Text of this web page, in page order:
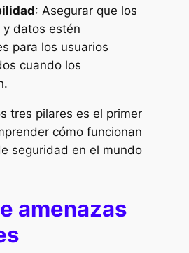
: Asegurar que los
y datos estén
para los usuarios
cuando los
tres pilares es el primer
cómo funcionan
seguridad en el mundo
amenazas